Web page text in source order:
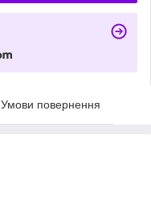
Умови повернення